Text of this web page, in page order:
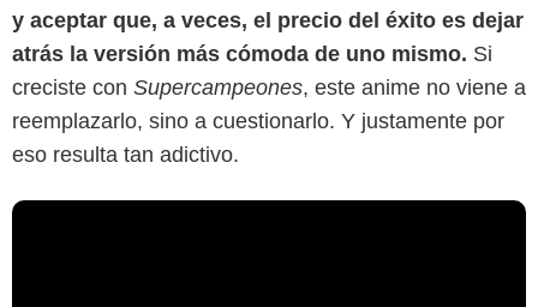
y aceptar que, a veces, el precio del éxito es dejar
atrás la versión más cómoda de uno mismo. Si
creciste con Supercampeones, este anime no viene a
reemplazarlo, sino a cuestionarlo. Y justamente por
eso resulta tan adictivo.